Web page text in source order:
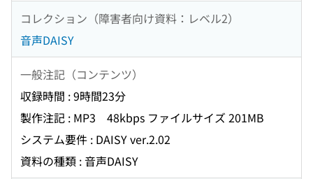
コレクション（障害者向け資料：レベル2）
音声DAISY
一般注記（コンテンツ）
収録時間 : 9時間23分
製作注記 : MP3 48kbps ファイルサイズ 201MB
システム要件 : DAISY ver.2.02
資料の種類 : 音声DAISY